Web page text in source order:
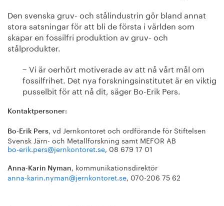
Den svenska gruv- och stålindustrin gör bland annat
stora satsningar för att bli de första i världen som
skapar en fossilfri produktion av gruv- och
stålprodukter.
− Vi är oerhört motiverade av att nå vårt mål om
fossilfrihet. Det nya forskningsinstitutet är en viktig
pusselbit för att nå dit, säger Bo-Erik Pers.
Kontaktpersoner:
Bo-Erik Pers, vd Jernkontoret och ordförande för Stiftelsen
Svensk Järn- och Metallforskning samt MEFOR AB
bo-erik.pers@jernkontoret.se, 08 679 17 01
Anna-Karin Nyman, kommunikationsdirektör
anna-karin.nyman@jernkontoret.se, 070-206 75 62